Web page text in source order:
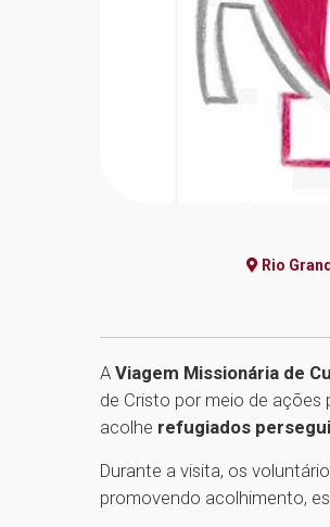
Rio
A Viagem Missionária de
de Cristo por meio de ações
acolhe refugiados
Durante a visita, os
promovendo acolhimento,